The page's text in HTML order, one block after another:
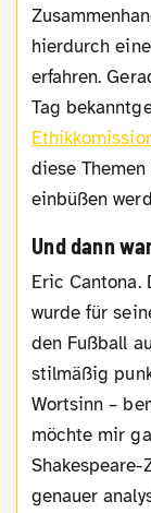
hierdurch
erfahren.
Tag
diese
einbüßen
Und dann
Eric Cantona. Die Manchester United-Legende
wurde für
den Fußball
stilmäßig
Wortsinn –
möchte mir
genauer